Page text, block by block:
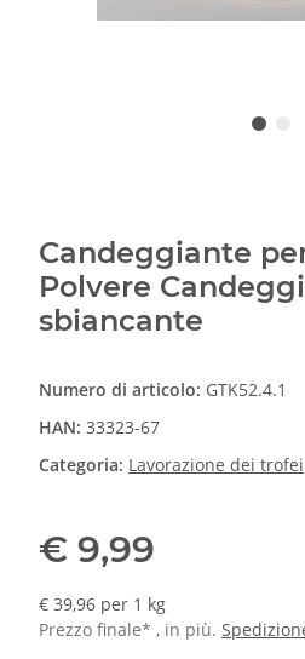
Candeggiante
Polvere
sbiancante
Numero di articolo: GTK52.4.1
HAN: 33323-67
Categoria: Lavorazione dei trofei
€ 9,99
€ 39,96 per 1 kg
Prezzo finale* , in più.